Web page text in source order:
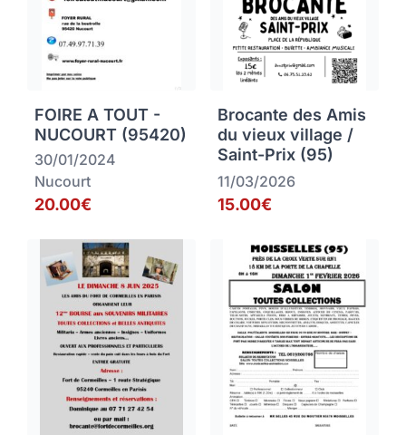
FOIRE A TOUT -
NUCOURT (95420)
30/01/2024
Nucourt
20.00€
Brocante des Amis
du vieux village /
Saint-Prix (95)
11/03/2026
15.00€